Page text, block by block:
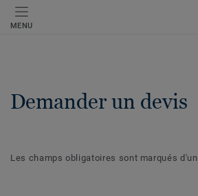
MENU
Demander un devis
Les champs obligatoires sont marqués